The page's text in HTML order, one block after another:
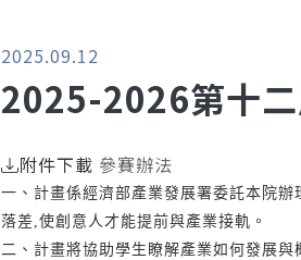
2025.09.12
2025-2026第十
附件下載 參賽辦法
一、計畫係經濟部產業發展署委託本院
落差,使創意人才能提前與產業接軌。
二、計畫將協助學生瞭解產業如何發展